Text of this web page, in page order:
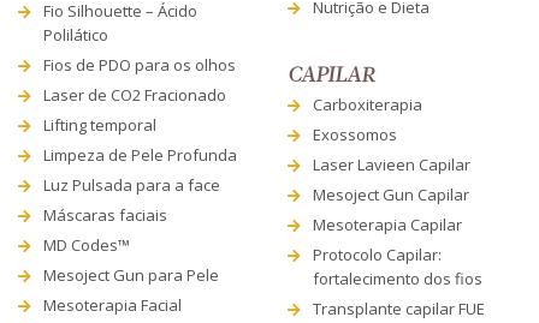
Fio Silhouette – Ácido
Polilático
Fios de PDO para os olhos
Laser de CO2 Fracionado
Lifting temporal
Limpeza de Pele Profunda
Luz Pulsada para a face
Máscaras faciais
MD Codes™
Mesoject Gun para Pele
Mesoterapia Facial
Nutrição e Dieta
CAPILAR
Carboxiterapia
Exossomos
Laser Lavieen Capilar
Mesoject Gun Capilar
Mesoterapia Capilar
Protocolo Capilar:
fortalecimento dos fios
Transplante capilar FUE